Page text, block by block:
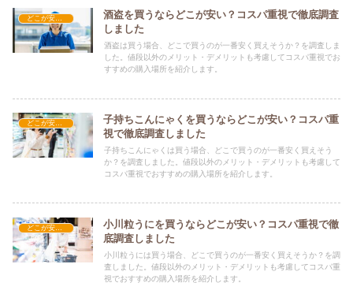
どこが安い？-食品・食材
酒盗を買うならどこが安い？コスパ重視で徹底調査
しました
酒盗は買う場合、どこで買うのが一番安く買えそうか？を調査しま
した。値段以外のメリット・デメリットも考慮してコスパ重視でお
すすめの購入場所を紹介します。
どこが安い？-食品・食材
子持ちこんにゃくを買うならどこが安い？コスパ重
視で徹底調査しました
子持ちこんにゃくは買う場合、どこで買うのが一番安く買えそう
か？を調査しました。値段以外のメリット・デメリットも考慮して
コスパ重視でおすすめの購入場所を紹介します。
どこが安い？-食品・食材
小川粒うにを買うならどこが安い？コスパ重視で徹
底調査しました
小川粒うには買う場合、どこで買うのが一番安く買えそうか？を調
査しました。値段以外のメリット・デメリットも考慮してコスパ重
視でおすすめの購入場所を紹介します。